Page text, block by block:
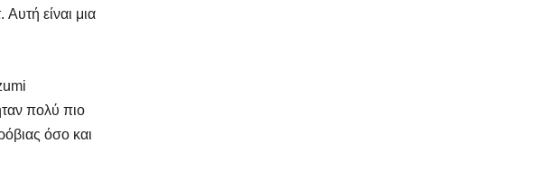
είναι μια
πολύ πιο
όσο και